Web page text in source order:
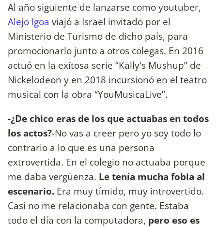
Al año siguiente de lanzarse como youtuber,
Alejo Igoa viajó a Israel invitado por el
Ministerio de Turismo de dicho país, para
promocionarlo junto a otros colegas. En 2016
actuó en la exitosa serie “Kally's Mushup” de
Nickelodeon y en 2018 incursionó en el teatro
musical con la obra “YouMusicaLive”.
-¿De chico eras de los que actuabas en todos
los actos?-No vas a creer pero yo soy todo lo
contrario a lo que es una persona
extrovertida. En el colegio no actuaba porque
me daba vergüenza. Le tenía mucha fobia al
escenario. Era muy tímido, muy introvertido.
Casi no me relacionaba con gente. Estaba
todo el día con la computadora, pero eso es